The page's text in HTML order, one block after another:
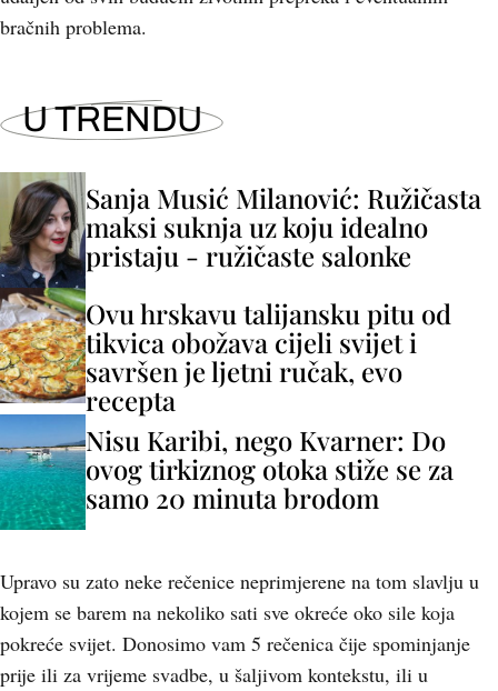
bračnih problema.
U TRENDU
Sanja Musić Milanović: Ružičasta
maksi suknja uz koju idealno
pristaju - ružičaste salonke
Ovu hrskavu talijansku pitu od
tikvica obožava cijeli svijet i
savršen je ljetni ručak, evo
recepta
Nisu Karibi, nego Kvarner: Do
ovog tirkiznog otoka stiže se za
samo 20 minuta brodom
Upravo su zato neke rečenice neprimjerene na tom slavlju u
kojem se barem na nekoliko sati sve okreće oko sile koja
pokreće svijet. Donosimo vam 5 rečenica čije spominjanje
prije ili za vrijeme svadbe, u šaljivom kontekstu, ili u